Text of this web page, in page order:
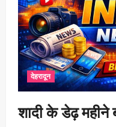
देहरादून
शादी के डेढ़ महीने